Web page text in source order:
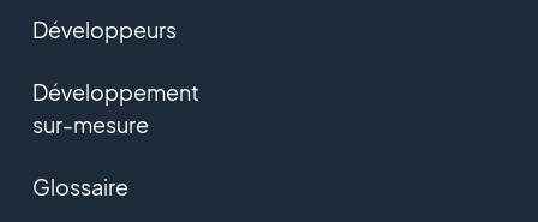
Développeurs
Développement
sur-mesure
Glossaire